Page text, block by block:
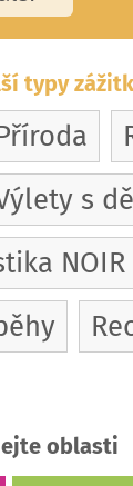
typy
s
NOIR
oblasti